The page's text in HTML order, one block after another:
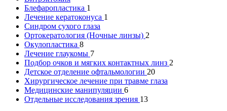
Блефаропластика 1
Лечение кератоконуса 1
Синдром сухого глаза
Ортокератология (Ночные линзы) 2
Окулопластика 8
Лечение глаукомы 7
Подбор очков и мягких контактных линз 2
Детское отделение офтальмологии 20
Хирургическое лечение при травме глаза
Медицинские манипуляции 6
Отдельные исследования зрения 13